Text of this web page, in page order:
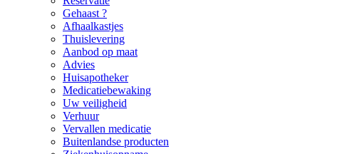
Gehaast ?
Afhaalkastjes
Thuislevering
Aanbod op maat
Advies
Huisapotheker
Medicatiebewaking
Uw veiligheid
Verhuur
Vervallen medicatie
Buitenlandse producten